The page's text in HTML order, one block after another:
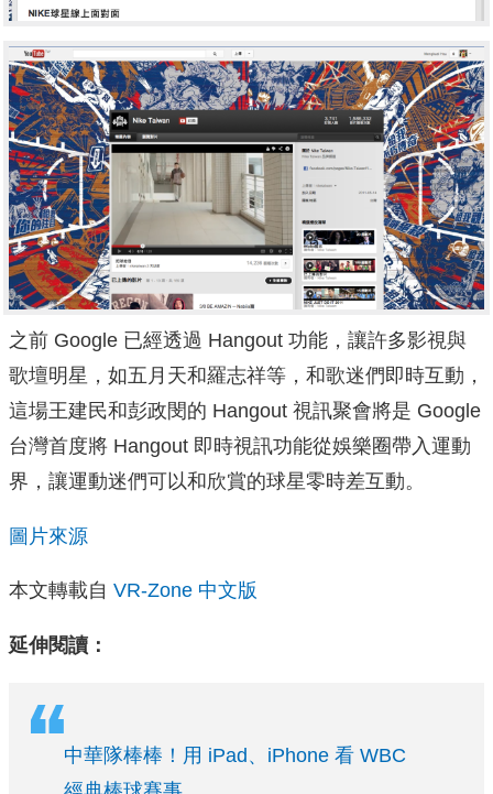
之前 Google 已經透過 Hangout 功能，讓許多影視與
歌壇明星，如五月天和羅志祥等，和歌迷們即時互動，
這場王建民和彭政閔的 Hangout 視訊聚會將是 Google
台灣首度將 Hangout 即時視訊功能從娛樂圈帶入運動
界，讓運動迷們可以和欣賞的球星零時差互動。
圖片來源
本文轉載自 VR-Zone 中文版
延伸閱讀：
中華隊棒棒！用 iPad、iPhone 看 WBC